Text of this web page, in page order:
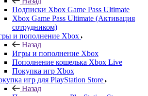
Подписки Xbox Game Pass Ultimate
Xbox Game Pass Ultimate (Активация
сотрудником)
и пополнение Xbox
Назад
Игры и пополнение Xbox
Пополнение кошелька Xbox Live
Покупка игр Xbox
игр для PlayStation Store
Назад